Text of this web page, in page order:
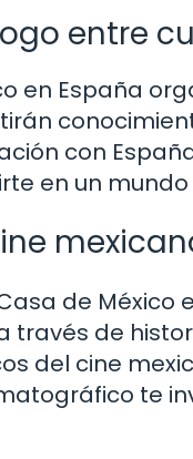
entre
en España
con
en un
de
de
del cine
te